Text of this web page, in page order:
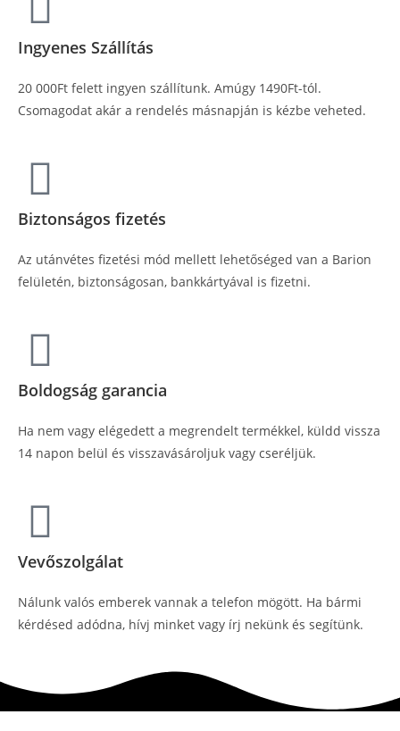
Ingyenes Szállítás
20 000Ft felett ingyen szállítunk. Amúgy 1490Ft-tól.
Csomagodat akár a rendelés másnapján is kézbe veheted.
Biztonságos fizetés
Az utánvétes fizetési mód mellett lehetőséged van a Barion
felületén, biztonságosan, bankkártyával is fizetni.
Boldogság garancia
Ha nem vagy elégedett a megrendelt termékkel, küldd vissza
14 napon belül és visszavásároljuk vagy cseréljük.
Vevőszolgálat
Nálunk valós emberek vannak a telefon mögött. Ha bármi
kérdésed adódna, hívj minket vagy írj nekünk és segítünk.